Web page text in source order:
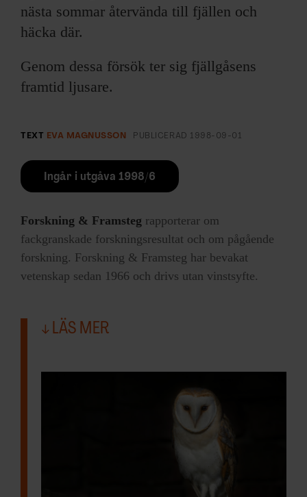
nästa sommar återvända till fjällen och
häcka där.
Genom dessa försök ter sig fjällgåsens
framtid ljusare.
TEXT EVA MAGNUSSON PUBLICERAD 1998-09-01
Ingår i utgåva 1998/6
Forskning & Framsteg rapporterar om
fackgranskade forskningsresultat och om pågående
forskning. Forskning & Framsteg har bevakat
vetenskap sedan 1966 och drivs utan vinstsyfte.
LÄS MER